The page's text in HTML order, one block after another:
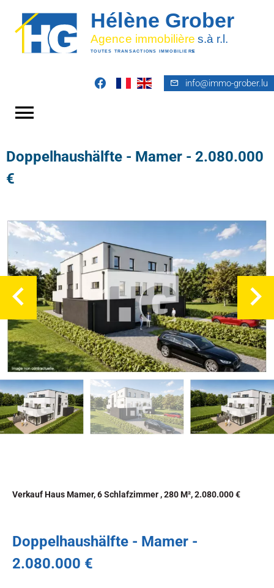
info@immo-grober.lu
Doppelhaushälfte - Mamer - 2.080.000
€
Verkauf Haus Mamer, 6 Schlafzimmer , 280 M², 2.080.000 €
Doppelhaushälfte - Mamer -
2.080.000 €